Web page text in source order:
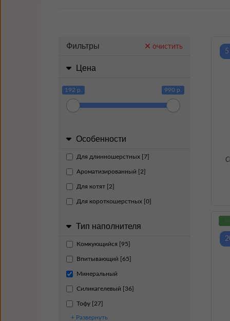
Фильтры очистить
Цена
192 р. 990 р.
Особенности
Для длинношерстных [7]
Ароматизированный [2]
Для котят [2]
Для короткошерстных [0]
Тип наполнителя
Комкующийся [95]
Впитывающий [65]
Минеральный
Силикагелевый [36]
Тофу [27]
+ Развернуть